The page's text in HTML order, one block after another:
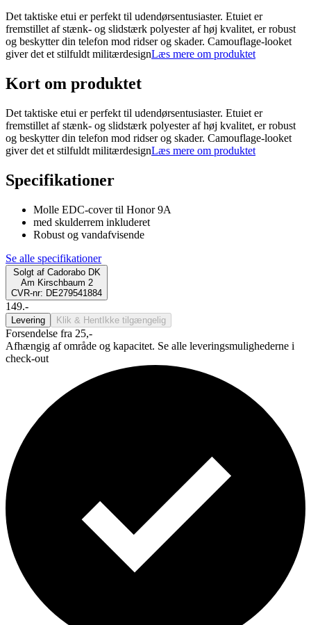
Det taktiske etui er perfekt til udendørsentusiaster. Etuiet er
fremstillet af stænk- og slidstærk polyester af høj kvalitet, er robust
og beskytter din telefon mod ridser og skader. Camouflage-looket
giver det et stilfuldt militærdesignLæs mere om produktet
Kort om produktet
Det taktiske etui er perfekt til udendørsentusiaster. Etuiet er
fremstillet af stænk- og slidstærk polyester af høj kvalitet, er robust
og beskytter din telefon mod ridser og skader. Camouflage-looket
giver det et stilfuldt militærdesignLæs mere om produktet
Specifikationer
Molle EDC-cover til Honor 9A
med skulderrem inkluderet
Robust og vandafvisende
Se alle specifikationer
Solgt af Cadorabo DK
Am Kirschbaum 2
CVR-nr: DE279541884
149.-
Levering Klik & Hent Ikke tilgængelig
Forsendelse fra 25,-
Afhængig af område og kapacitet. Se alle leveringsmulighederne i
check-out